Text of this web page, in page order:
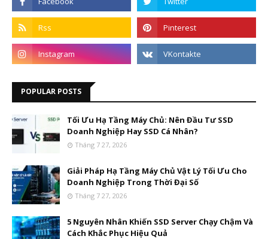
POPULAR POSTS
Tối Ưu Hạ Tầng Máy Chủ: Nên Đầu Tư SSD
Doanh Nghiệp Hay SSD Cá Nhân?
Tháng 7 27, 2026
Giải Pháp Hạ Tầng Máy Chủ Vật Lý Tối Ưu Cho
Doanh Nghiệp Trong Thời Đại Số
Tháng 7 27, 2026
5 Nguyên Nhân Khiến SSD Server Chạy Chậm Và
Cách Khắc Phục Hiệu Quả